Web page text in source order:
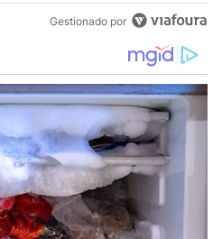
Gestionado por